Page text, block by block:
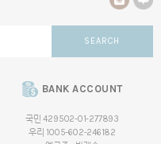
SEARCH
BANK ACCOUNT
국민 429502-01-277893
우리 1005-602-246182